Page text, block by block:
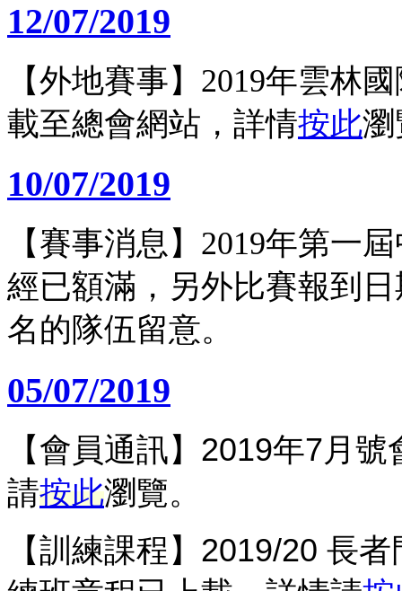
12/07/2019
【外地賽事】2019年雲林
載至總會網站，詳情按此瀏
10/07/2019
【賽事消息】2019年第一
經已額滿，另外比賽報到
名的隊伍留意。
05/07/2019
【會員通訊】 2019年7月號
請按此瀏覽。
【訓練課程】 2019/20 長